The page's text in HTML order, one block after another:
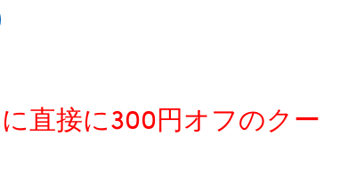
直接に300円オフのクー